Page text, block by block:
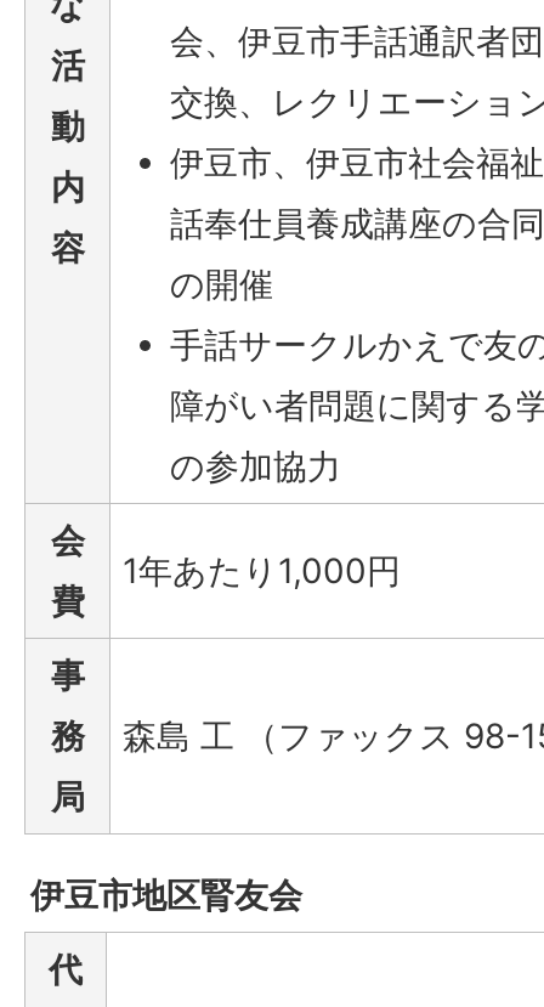
活
動
内
容
会、伊豆市手話通訳者
交換、レクリエーショ
伊豆市、伊豆市社会福
話奉仕員養成講座の合
の開催
手話サークルかえで友
障がい者問題に関する
の参加協力
会
費
1年あたり1,000円
事
務
局
森島 工 （ファックス 98-
伊豆市地区腎友会
代